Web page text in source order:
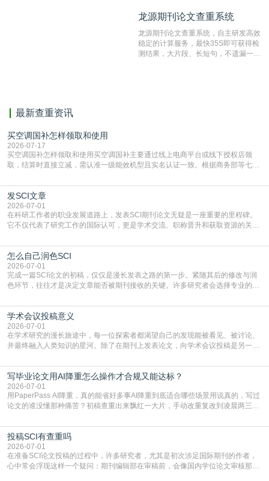
编辑部检测来稿和已发表的文献,检测
测时注意填写第一作者,才能排除已发
表文献复制比。（限制字符数1万）
龙源期刊论文查重系统
龙源期刊论文查重系统，自主研发高效
稳定的计算服务，最快35S即可获得检
测结果，大片段、长短句，不遗漏一处
最新查重资讯
买空调国补怎样领取和使用
2026-07-17
买空调国补怎样领取和使用买空调国补主要通过线上电商平台或线下授权店领
取，结算时直接立减‌，需认准一级能效机型且实名认证一致。根据商务部等七部
能领到补贴首选‌京东APP‌搜索专属口令(如【家电补贴1637】、【国补立省
4949】等，口令会随活动更新，以页面显示为准)进入补贴专场。淘宝/天猫也可
复制粘贴【8$FKFGgJq
发SCI文章
2026-07-01
在科研工作者的职业发展道路上，发表SCI期刊论文无疑是一座重要的里程碑。
它不仅代表了研究工作的国际认可，更是学术交流、职称晋升和获取资源的关键
战与困惑。从选题立意到投稿回应，每一步都需要精心的策略与扎实的工作。本
篇AEIC学术交流中心小编就为大家介绍“发SCI文章”。一、精准定位是成功的第
一步发表SCI文章，首要解决的问题是“投
怎么自己润色SCI
2026-07-01
完成一篇SCI论文的初稿，仅仅是漫长发表之路的第一步。紧随其后的修改与润
色环节，往往才是决定文章能否被期刊接收的关键。许多研究者会选择专业的语
质量，更能在此过程中深化对学术写作的理解。如何系统、高效地打磨自己的论
文，使其在语言和学术表达上更符合国际期刊的要求，是每位研究者值得投入学
习的技能。本篇AEIC学术交流中心小编就为大家介
学术会议投稿意义
2026-07-01
在学术研究的漫长旅途中，每一位探索者都渴望自己的发现能被看见、被讨论、
并最终融入人类知识的星河。除了在期刊上发表论文，向学术会议投稿是另一个
广阔学术天地的大门，连接着个体研究与社会网络。本篇AEIC学术交流中心小编
就为大家介绍“学术会议投稿意义”。一、加速研究成果的传播与反馈学术会议通
常具有周期短、时效性强的特点。相比期刊漫长的
写毕业论文用AI降重怎么操作才合规又能达标？
2026-07-01
用PaperPass AI降重，真的能省好多事AI降重到底适合哪些场景用说真的，写过
论文的谁没懂那种痛苦？初稿查重出来飘红一大片，手动改重复改到凌晨两三
到秃头。这时候靠谱的AI降重真的就是救命稻草，选对工具，半天就能搞定你两
三天都做不完的事。不是所有人都需要用AI降重，但如果你符合下面这些场景，
真的可以试试：初稿写完重复率远超要
投稿SCI有查重吗
2026-07-01
在准备SCI论文投稿的过程中，许多研究者，尤其是初次涉足国际期刊的作者，
心中常会浮现这样一个疑问：期刊编辑部在审稿前，会像国内学位论文审核那